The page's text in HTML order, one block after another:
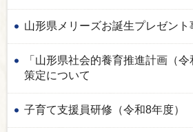
山形県メリーズお誕生プレゼント
「山形県社会的養育推進計画（
策定について
子育て支援員研修（令和8年度）